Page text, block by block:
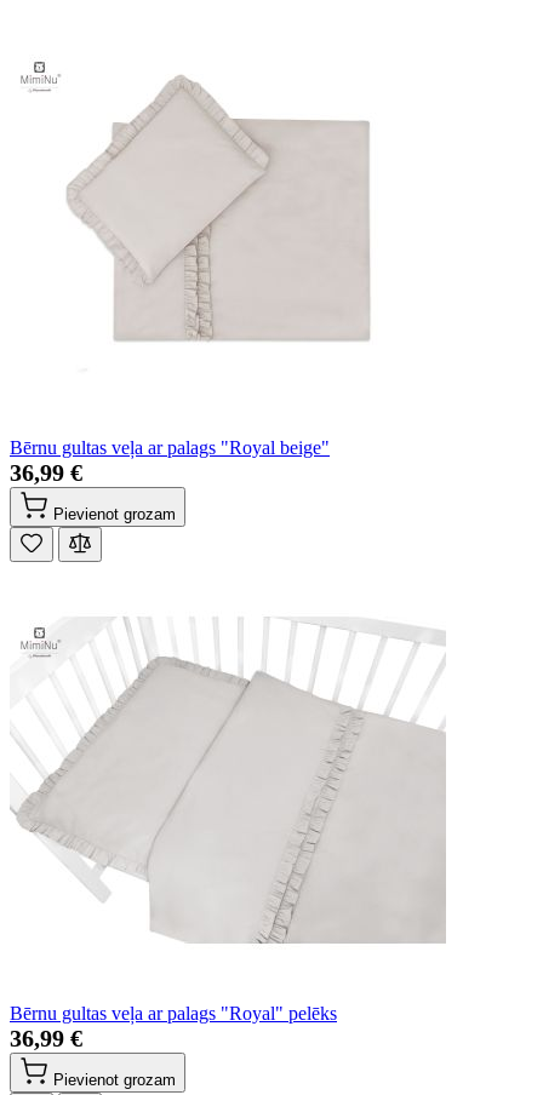
Bērnu gultas veļa ar palags "Royal beige"
36,99 €
Pievienot grozam
Bērnu gultas veļa ar palags "Royal" pelēks
36,99 €
Pievienot grozam